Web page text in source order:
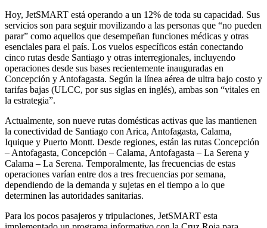
Hoy, JetSMART está operando a un 12% de toda su capacidad. Sus
servicios son para seguir movilizando a las personas que “no pueden
parar” como aquellos que desempeñan funciones médicas y otras
esenciales para el país. Los vuelos específicos están conectando
cinco rutas desde Santiago y otras interregionales, incluyendo
operaciones desde sus bases recientemente inauguradas en
Concepción y Antofagasta. Según la línea aérea de ultra bajo costo y
tarifas bajas (ULCC, por sus siglas en inglés), ambas son “vitales en
la estrategia”.
Actualmente, son nueve rutas domésticas activas que las mantienen
la conectividad de Santiago con Arica, Antofagasta, Calama,
Iquique y Puerto Montt. Desde regiones, están las rutas Concepción
– Antofagasta, Concepción – Calama, Antofagasta – La Serena y
Calama – La Serena. Temporalmente, las frecuencias de estas
operaciones varían entre dos a tres frecuencias por semana,
dependiendo de la demanda y sujetas en el tiempo a lo que
determinen las autoridades sanitarias.
Para los pocos pasajeros y tripulaciones, JetSMART esta